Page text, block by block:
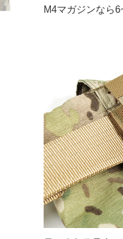
M4マガジンなら